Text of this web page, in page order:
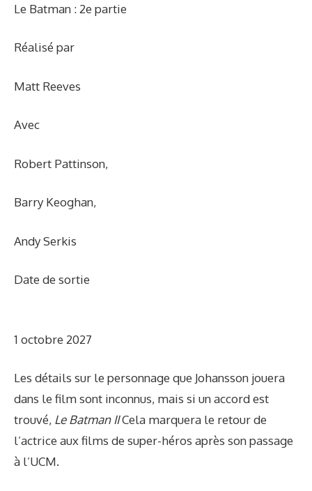
Le Batman : 2e partie
Réalisé par
Matt Reeves
Avec
Robert Pattinson,
Barry Keoghan,
Andy Serkis
Date de sortie
1 octobre 2027
Les détails sur le personnage que Johansson jouera
dans le film sont inconnus, mais si un accord est
trouvé, Le Batman IICela marquera le retour de
l’actrice aux films de super-héros après son passage
à l’UCM.